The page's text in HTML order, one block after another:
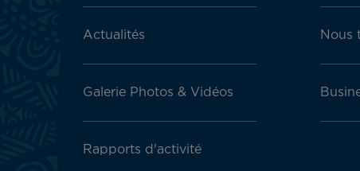
Actualités
Galerie Photos & Vidéos
Rapports d'activité
Nous